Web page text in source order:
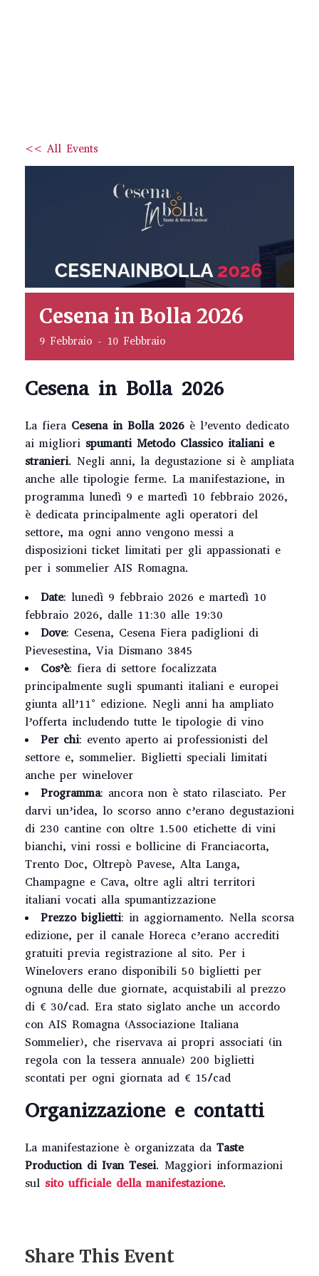
<< All Events
Cesena in Bolla 2026
9 Febbraio - 10 Febbraio
Cesena in Bolla 2026
La fiera Cesena in Bolla 2026 è l’evento dedicato
ai migliori spumanti Metodo Classico italiani e
stranieri. Negli anni, la degustazione si è ampliata
anche alle tipologie ferme. La manifestazione, in
programma lunedì 9 e martedì 10 febbraio 2026,
è dedicata principalmente agli operatori del
settore, ma ogni anno vengono messi a
disposizioni ticket limitati per gli appassionati e
per i sommelier AIS Romagna.
Date: lunedì 9 febbraio 2026 e martedì 10
febbraio 2026, dalle 11:30 alle 19:30
Dove: Cesena, Cesena Fiera padiglioni di
Pievesestina, Via Dismano 3845
Cos’è: fiera di settore focalizzata
principalmente sugli spumanti italiani e europei
giunta all’11° edizione. Negli anni ha ampliato
l’offerta includendo tutte le tipologie di vino
Per chi: evento aperto ai professionisti del
settore e, sommelier. Biglietti speciali limitati
anche per winelover
Programma: ancora non è stato rilasciato. Per
darvi un’idea, lo scorso anno c’erano degustazioni
di 230 cantine con oltre 1.500 etichette di vini
bianchi, vini rossi e bollicine di Franciacorta,
Trento Doc, Oltrepò Pavese, Alta Langa,
Champagne e Cava, oltre agli altri territori
italiani vocati alla spumantizzazione
Prezzo biglietti: in aggiornamento. Nella scorsa
edizione, per il canale Horeca c’erano accrediti
gratuiti previa registrazione al sito. Per i
Winelovers erano disponibili 50 biglietti per
ognuna delle due giornate, acquistabili al prezzo
di € 30/cad. Era stato siglato anche un accordo
con AIS Romagna (Associazione Italiana
Sommelier), che riservava ai propri associati (in
regola con la tessera annuale) 200 biglietti
scontati per ogni giornata ad € 15/cad
Organizzazione e contatti
La manifestazione è organizzata da Taste
Production di Ivan Tesei. Maggiori informazioni
sul sito ufficiale della manifestazione.
Share This Event